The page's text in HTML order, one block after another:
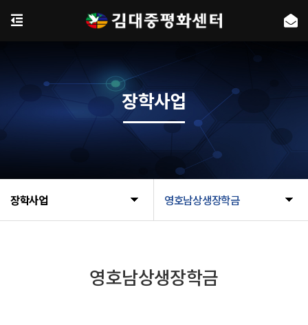
장학사업 영호남상생장학금
장학사업
영호남상생장학금